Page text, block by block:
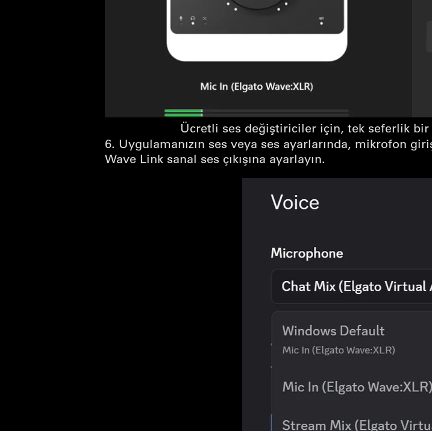
Ücretli ses değiştiriciler için, tek seferlik bir
6. Uygulamanızın ses veya ses ayarlarında, mikrofon
Wave Link sanal ses çıkışına ayarlayın.